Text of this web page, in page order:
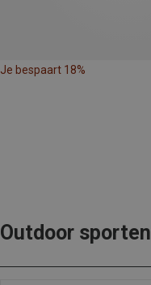
Je bespaart 18%
Outdoor sporten